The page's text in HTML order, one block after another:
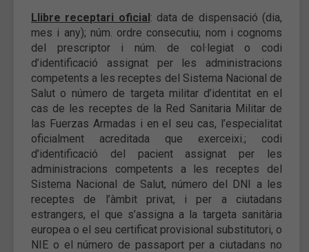
Llibre receptari oficial: data de dispensació (dia,
mes i any); núm. ordre consecutiu; nom i cognoms
del prescriptor i núm. de col·legiat o codi
d’identificació assignat per les administracions
competents a les receptes del Sistema Nacional de
Salut o número de targeta militar d’identitat en el
cas de les receptes de la Red Sanitaria Militar de
las Fuerzas Armadas i en el seu cas, l’especialitat
oficialment acreditada que exerceixi.; codi
d’identificació del pacient assignat per les
administracions competents a les receptes del
Sistema Nacional de Salut, número del DNI a les
receptes de l’àmbit privat, i per a ciutadans
estrangers, el que s’assigna a la targeta sanitària
europea o el seu certificat provisional substitutori, o
NIE o el número de passaport per a ciutadans no